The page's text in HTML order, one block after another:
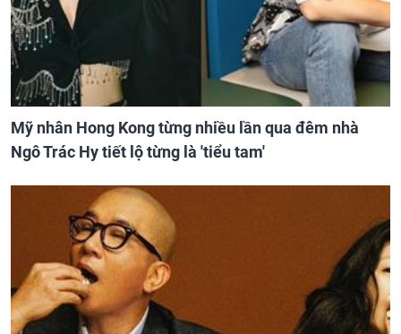
Mỹ nhân Hong Kong từng nhiều lần qua đêm nhà
Ngô Trác Hy tiết lộ từng là 'tiểu tam'